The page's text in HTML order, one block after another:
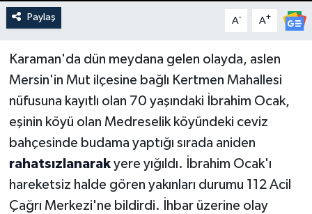
Paylaş A- A+
Karaman'da dün meydana gelen olayda, aslen
Mersin'in Mut ilçesine bağlı Kertmen Mahallesi
nüfusuna kayıtlı olan 70 yaşındaki İbrahim Ocak,
eşinin köyü olan Medreselik köyündeki ceviz
bahçesinde budama yaptığı sırada aniden
rahatsızlanarakyere yığıldı. İbrahim Ocak'ı
hareketsiz halde gören yakınları durumu 112 Acil
Çağrı Merkezi'ne bildirdi. İhbar üzerine olay